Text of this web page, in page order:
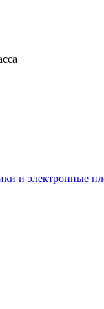
и электронные